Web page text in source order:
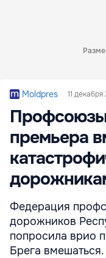
Moldpres 11
премьера
Федерация
дорожников
попросила врио
Брега вмешаться.